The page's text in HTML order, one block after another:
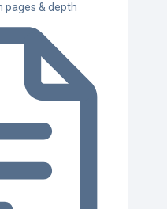
pages & depth